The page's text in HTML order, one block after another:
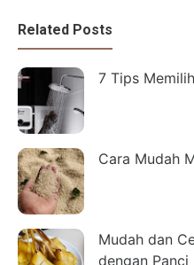
Related Posts
7 Tips
Cara Mudah
Mudah dan
dengan Panci